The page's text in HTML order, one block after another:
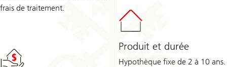
frais de traitement.
Produit et durée
Hypothèque fixe de 2 à 10 ans.